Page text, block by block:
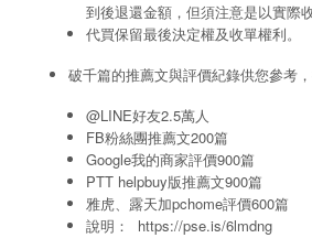
到後退還金額，但須注意是以實際
代買保留最後決定權及收單權利。
破千篇的推薦文與評價紀錄供您參考
@LINE好友2.5萬人
FB粉絲團推薦文200篇
Google我的商家評價900篇
PTT helpbuy版推薦文900篇
雅虎、露天加pchome評價600篇
說明： https://pse.is/6lmdng